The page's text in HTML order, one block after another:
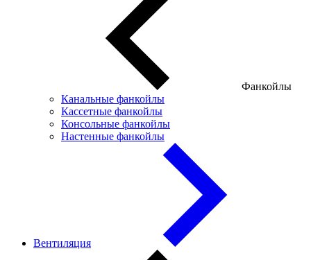
Фанкойлы
Канальные фанкойлы
Кассетные фанкойлы
Консольные фанкойлы
Настенные фанкойлы
Вентиляция